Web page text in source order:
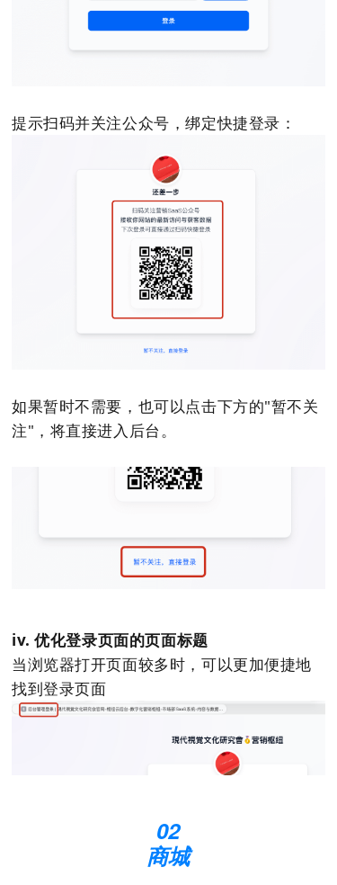
提示扫码并关注公众号，绑定快捷登录：
如果暂时不需要，也可以点击下方的"暂不关
注"，将直接进入后台。
iv. 优化登录页面的页面标题
当浏览器打开页面较多时，可以更加便捷地
找到登录页面
02
商城